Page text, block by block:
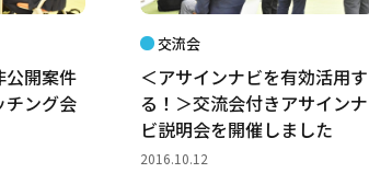
公開案件
チング会
交流会
＜アサインナビを有効活用す
る！＞交流会付きアサインナ
ビ説明会を開催しました
2016.10.12